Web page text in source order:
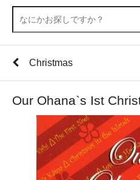
Christmas
Our Ohana`s Ist